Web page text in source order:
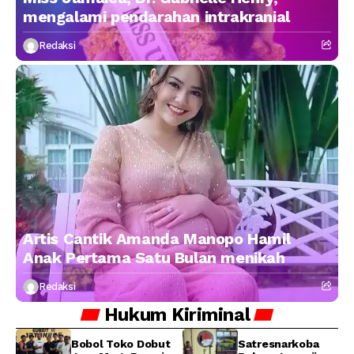
mengalami pendarahan intrakranial
Redaksi
Artis Cantik Amanda Manopo Hamil
Anak Pertama Satu Bulan menikah
Redaksi
Hukum Kiriminal
Bobol Toko Dobut
Satresnarkoba